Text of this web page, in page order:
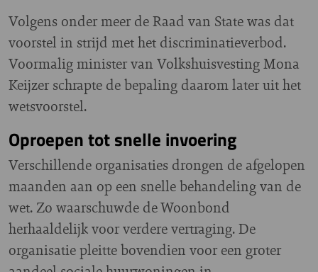
Volgens onder meer de Raad van State was dat
voorstel in strijd met het discriminatieverbod.
Voormalig minister van Volkshuisvesting Mona
Keijzer schrapte de bepaling daarom later uit het
wetsvoorstel.
Oproepen tot snelle invoering
Verschillende organisaties drongen de afgelopen
maanden aan op een snelle behandeling van de
wet. Zo waarschuwde de Woonbond
herhaaldelijk voor verdere vertraging. De
organisatie pleitte bovendien voor een groter